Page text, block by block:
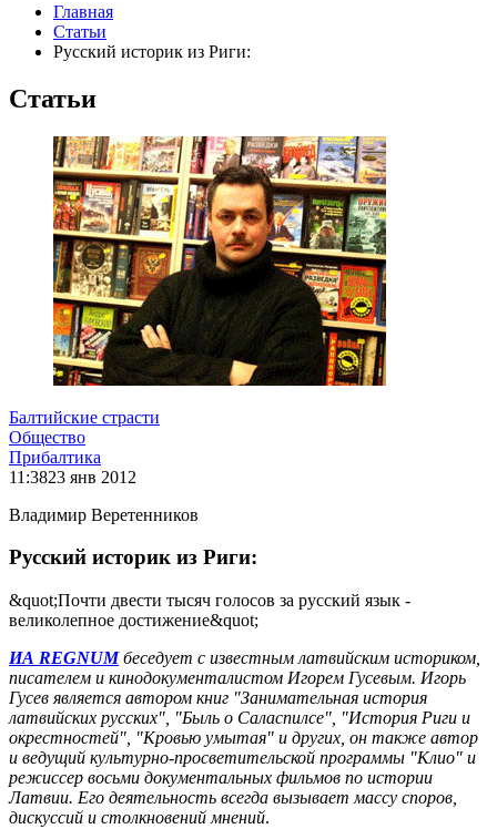
Главная
Статьи
Русский историк из Риги:
Статьи
Балтийские страсти
Общество
Прибалтика
11:3823 янв 2012
Владимир Веретенников
Русский историк из Риги:
&quot;Почти двести тысяч голосов за русский язык -
великолепное достижение&quot;
ИА REGNUMбеседует с известным латвийским историком,
писателем и кинодокументалистом Игорем Гусевым. Игорь
Гусев является автором книг "Занимательная история
латвийских русских", "Быль о Саласпилсе", "История Риги и
окрестностей", "Кровью умытая" и других, он также автор
и ведущий культурно-просветительской программы "Клио" и
режиссер восьми документальных фильмов по истории
Латвии. Его деятельность всегда вызывает массу споров,
дискуссий и столкновений мнений.